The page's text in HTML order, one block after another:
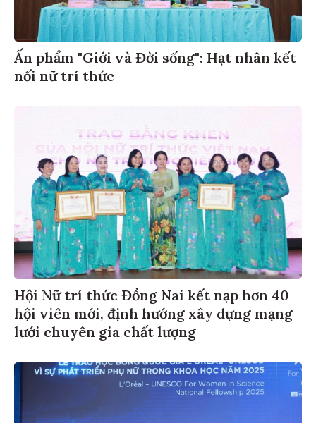
Ấn phẩm "Giới và Đời sống": Hạt nhân kết
nối nữ trí thức
Hội Nữ trí thức Đồng Nai kết nạp hơn 40
hội viên mới, định hướng xây dựng mạng
lưới chuyên gia chất lượng